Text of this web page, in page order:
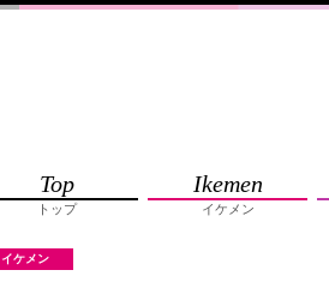
Top
トップ
Ikemen
イケメン
イケメン